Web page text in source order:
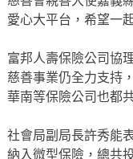
愛心大平台，希望一
富邦人壽保險公司協
慈善事業仍全力支持
華南等保險公司也都
社會局副局長許秀能
納入微型保險，總共